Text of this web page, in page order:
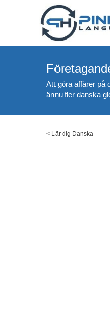
Att göra affärer på
ännu fler danska
< Lär dig Danska